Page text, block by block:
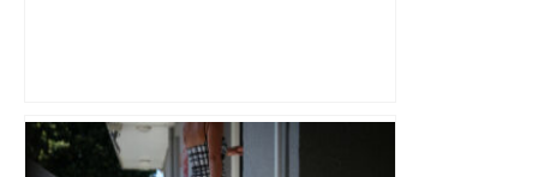
Bilan du marché du logement neuf :